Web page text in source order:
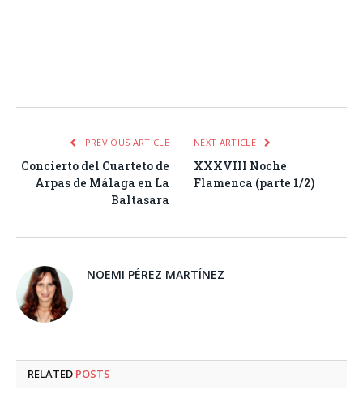
PREVIOUS ARTICLE
Concierto del Cuarteto de
Arpas de Málaga en La
Baltasara
NEXT ARTICLE
XXXVIII Noche
Flamenca (parte 1/2)
NOEMI PÉREZ MARTÍNEZ
RELATED POSTS